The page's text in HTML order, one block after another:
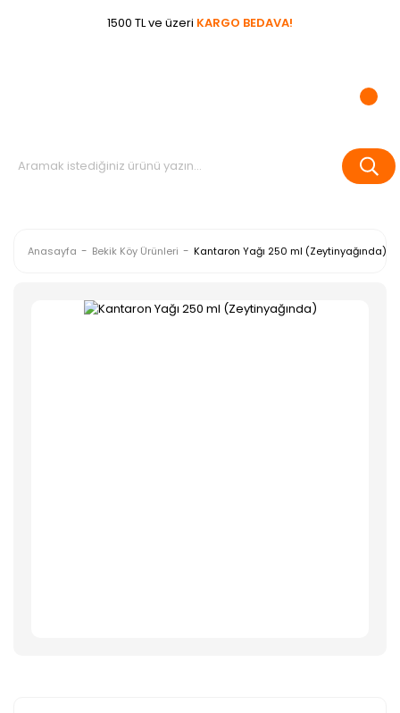
1500 TL ve üzeri KARGO BEDAVA!
Anasayfa Bekik Köy Ürünleri Kantaron Yağı 250 ml (Zeytinyağında)